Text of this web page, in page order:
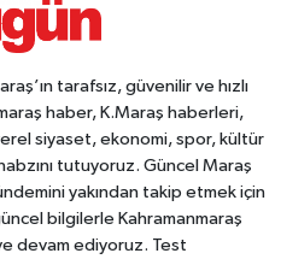
tarafsız, güvenilir ve hızlı
haber, K.Maraş haberleri,
siyaset, ekonomi, spor, kültür
tutuyoruz. Güncel Maraş
yakından takip etmek için
bilgilerle Kahramanmaraş
devam ediyoruz. Test